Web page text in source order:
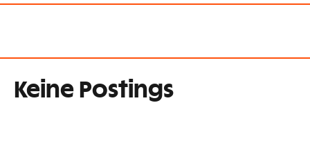
Keine Postings